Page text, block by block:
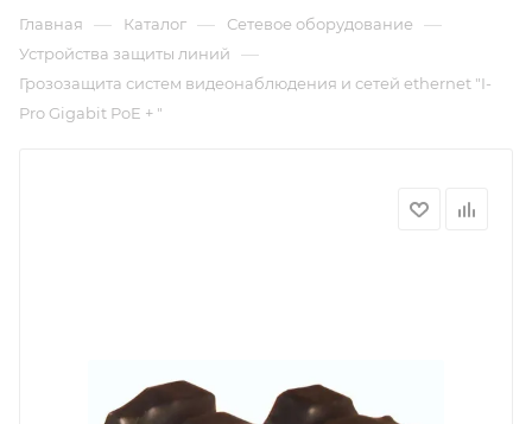
Главная — Каталог — Сетевое оборудование —
Устройства защиты линий —
Грозозащита систем видеонаблюдения и сетей ethernet "I-
Pro Gigabit PoE + "